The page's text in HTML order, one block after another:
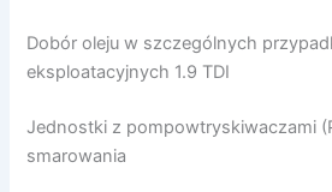
Dobór oleju w szczególnych
eksploatacyjnych 1.9 TDI
Jednostki z pompowtryskiwaczami
smarowania